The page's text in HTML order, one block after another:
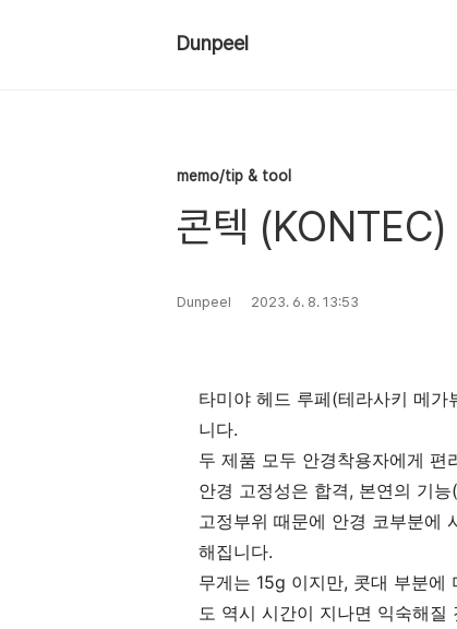
Dunpeel
memo/tip & tool
콘텍
Dunpeel 2023. 6. 8. 13:53
타미야 헤드 루페(테라사키 메
니다.
두 제품 모두 안경착용자에게 편
안경 고정성은 합격, 본연의 기
고정부위 때문에 안경 코부분에
해집니다.
무게는 15g 이지만, 콧대 부분에
도 역시 시간이 지나면 익숙해질